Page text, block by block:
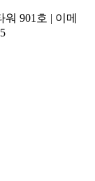
901호 | 이메